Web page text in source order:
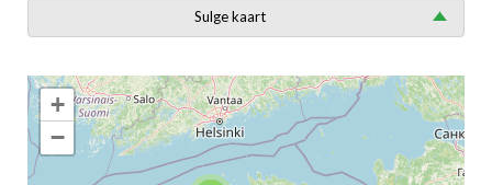
Sulge kaart
+
−